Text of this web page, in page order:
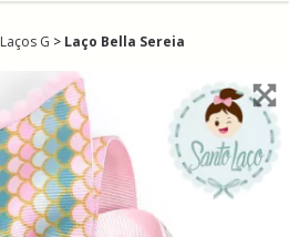
Laços G > Laço Bella Sereia